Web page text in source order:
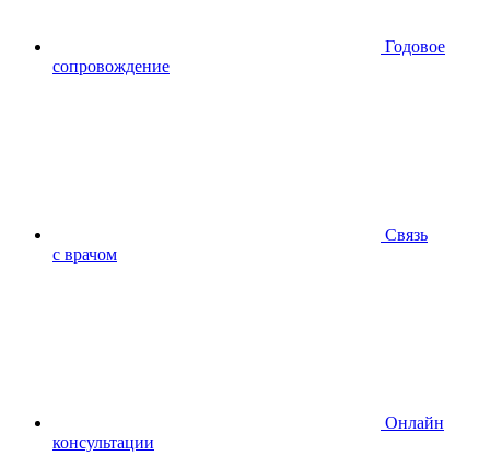
Годовое
сопровождение
Связь
с врачом
Онлайн
консультации